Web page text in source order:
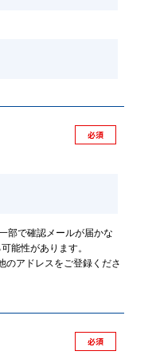
で確認メールが届かな
能性があります。
アドレスをご登録くださ